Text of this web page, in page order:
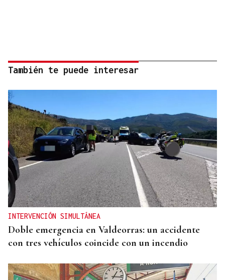
También te puede interesar
INTERVENCIÓN SIMULTÁNEA
Doble emergencia en Valdeorras: un accidente
con tres vehículos coincide con un incendio